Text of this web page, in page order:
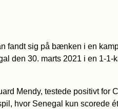
fandt sig på bænken i en
den 30. marts 2021 i en 1-
Mendy, testede positivt for
hvor Senegal kun scorede